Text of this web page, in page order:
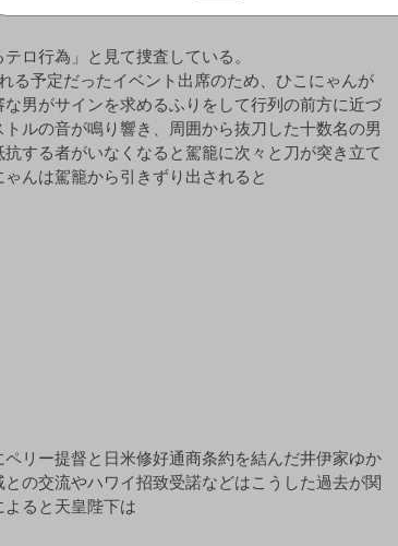
ロ行為」と見て捜査している。
る予定だったイベント出席のため、ひこにゃんが
男がサインを求めるふりをして行列の前方に近づ
ルの音が鳴り響き、周囲から抜刀した十数名の男
する者がいなくなると駕籠に次々と刀が突き立て
んは駕籠から引きずり出されると
リー提督と日米修好通商条約を結んだ井伊家ゆか
の交流やハワイ招致受諾などはこうした過去が関
ると天皇陛下は